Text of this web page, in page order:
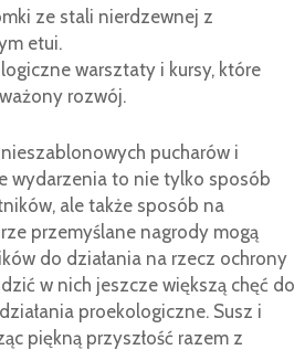
ze stali nierdzewnej z
etui.
warsztaty i kursy, które
rozwój.
pucharów i
wydarzenia to nie tylko sposób
ale także sposób na
przemyślane nagrody mogą
do działania na rzecz ochrony
w nich jeszcze większą chęć do
proekologiczne. Susz i
piękną przyszłość razem z